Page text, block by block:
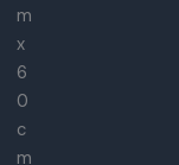
m
x
6
0
c
m